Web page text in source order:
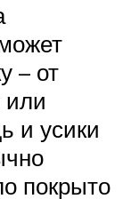
– от
или
и усики
покрыто